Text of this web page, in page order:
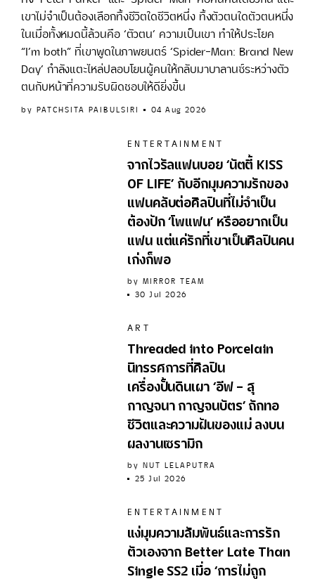
เขาไม่จำเป็นต้องเลือกทิ้งชีวิตใดชีวิตหนึ่ง ทิ้งตัวตนใดตัวตนหนึ่ง
ในเมื่อทั้งหมดนี้ล้วนคือ ‘ตัวตน’ ความเป็นเขา ทำให้ประโยค
“I’m both” ที่เขาพูดในภาพยนตร์ ‘Spider-Man: Brand New
Day’ กำลังแตะไหล่ปลอบโยนผู้คนให้กลับมาบาลานซ์ระหว่างตัว
ตนกับหน้าที่ความรับผิดชอบให้ดียิ่งขึ้น
by PATCHSITA PAIBULSIRI 04 Aug 2026
ENTERTAINMENT
จากไวรัลแฟนบอย ‘นัตตี้ KISS
OF LIFE’ กับอีกมุมความรักของ
แฟนคลับต่อศิลปินที่ไม่จำเป็น
ต้องปัก ‘โพแฟน’ หรืออยากเป็น
แฟน แต่แค่รักที่เขาเป็นศิลปินคน
เก่งก็พอ
by MIRROR TEAM
30 Jul 2026
ART
Threaded into Porcelain
นิทรรศการที่ศิลปิน
เครื่องปั้นดินเผา ‘อีฟ - สุ
กาญจนา กาญจนบัตร’ ถักทอ
ชีวิตและความฝันของแม่ ลงบน
ผลงานเซรามิก
by NUT LELAPUTRA
25 Jul 2026
ENTERTAINMENT
แง่มุมความสัมพันธ์และการรัก
ตัวเองจาก Better Late Than
Single SS2 เมื่อ ‘การไม่ถูก